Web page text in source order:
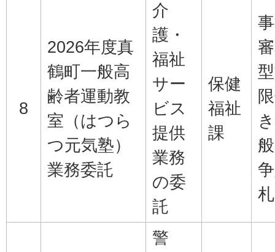
8
2026年度真
鶴町一般高
齢者運動教
室（はつら
つ元気塾）
業務委託
介
護・
福祉
サー
ビス
提供
業務
の委
託
保健
福祉
課
札
警